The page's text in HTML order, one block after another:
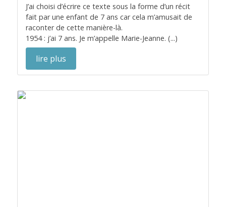
J’ai choisi d’écrire ce texte sous la forme d’un récit
fait par une enfant de 7 ans car cela m’amusait de
raconter de cette manière-là.
1954 : j’ai 7 ans. Je m’appelle Marie-Jeanne. (...)
lire plus